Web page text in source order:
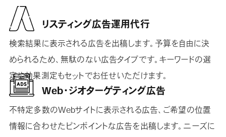
リスティング広告運用代行
検索結果に表示される広告を出稿します。予算を自由に決
められるため、無駄のない広告タイプです。キーワードの選
定や効果測定もセットでお任せいただけます。
Web・ジオターゲティング広告
不特定多数のWebサイトに表示される広告、ご希望の位置
情報に合わせたピンポイントな広告を出稿します。ニーズに